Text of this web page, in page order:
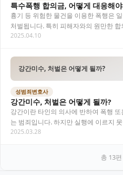
특수폭행 합의금, 어떻게 대응해
흉기 등 위험한 물건을 이용한 폭행은
처벌됩니다. 특히 피해자와의 원만한
크게 달라질 수 있어, 특수폭행 사건에서
2025.04.10
강간미수, 처벌은 어떻게 될까?
성범죄변호사
강간미수, 처벌은 어떻게 될까?
강간이란 타인의 의사에 반하여 폭행
는 범죄입니다. 하지만 실행에 이르지
에도 '강간미수'라는 범죄로 처벌될 수 있
2025.03.28
총 13편